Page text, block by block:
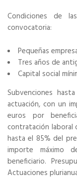
Condiciones de
convocatoria:
Pequeñas
Tres años de
Capital social
Subvenciones
actuación, con un
euros por
contratación laboral
hasta el 85% del
importe máximo
beneficiario.
Actuaciones